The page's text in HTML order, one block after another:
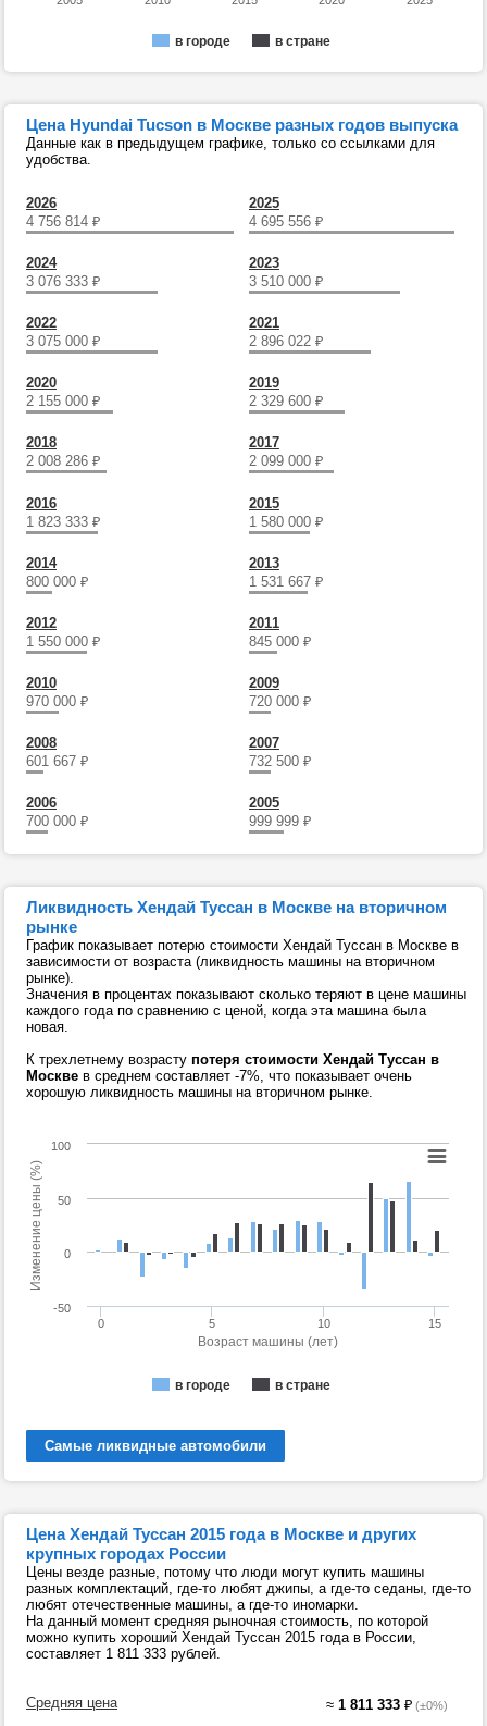
в городе в стране
Цена Hyundai Tucson в Москве разных годов выпуска
Данные как в предыдущем графике, только со ссылками для
удобства.
2026
4 756 814 ₽
2025
4 695 556 ₽
2024
3 076 333 ₽
2023
3 510 000 ₽
2022
3 075 000 ₽
2021
2 896 022 ₽
2020
2 155 000 ₽
2019
2 329 600 ₽
2018
2 008 286 ₽
2017
2 099 000 ₽
2016
1 823 333 ₽
2015
1 580 000 ₽
2014
800 000 ₽
2013
1 531 667 ₽
2012
1 550 000 ₽
2011
845 000 ₽
2010
970 000 ₽
2009
720 000 ₽
2008
601 667 ₽
2007
732 500 ₽
2006
700 000 ₽
2005
999 999 ₽
Ликвидность Хендай Туссан в Москве на вторичном
рынке
График показывает потерю стоимости Хендай Туссан в Москве в
зависимости от возраста (ликвидность машины на вторичном
рынке).
Значения в процентах показывают сколько теряют в цене машины
каждого года по сравнению с ценой, когда эта машина была
новая.
К трехлетнему возрасту потеря стоимости Хендай Туссан в
Москве в среднем составляет -7%, что показывает очень
хорошую ликвидность машины на вторичном рынке.
Возраст машины (лет)
Изменение цены (%)
в городе в стране
0 5 10 15
-50
0
50
100
Самые ликвидные автомобили
Цена Хендай Туссан 2015 года в Москве и других
крупных городах России
Цены везде разные, потому что люди могут купить машины
разных комплектаций, где-то любят джипы, а где-то седаны, где-то
любят отечественные машины, а где-то иномарки.
На данный момент средняя рыночная стоимость, по которой
можно купить хороший Хендай Туссан 2015 года в России,
составляет 1 811 333 рублей.
Средняя цена ≈ 1 811 333 ₽ (±0%)